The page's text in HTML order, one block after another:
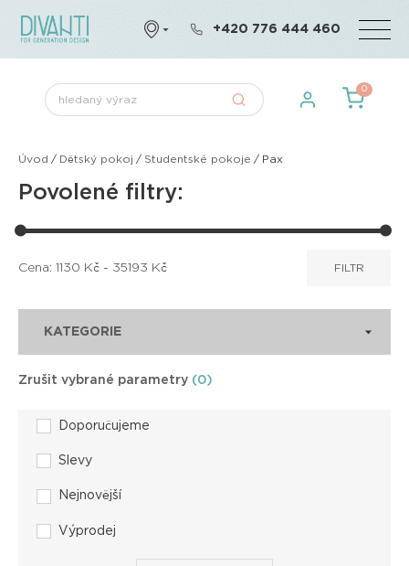
+420 776 444 460
0
Úvod / Dětský pokoj / Studentské pokoje / Pax
Povolené filtry:
Cena: 1130 Kč - 35193 Kč FILTR
KATEGORIE
Zrušit vybrané parametry (0)
Doporučujeme
Slevy
Nejnovější
Výprodej